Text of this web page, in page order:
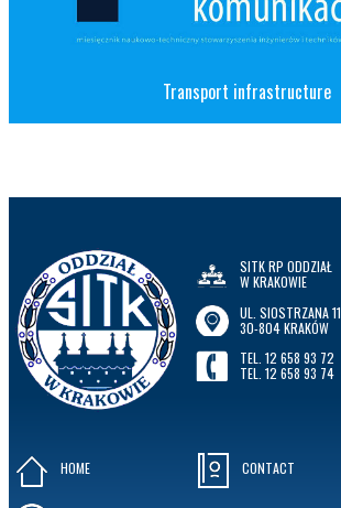
Transport infrastructure
SITK RP ODDZIAŁ
W KRAKOWIE
UL. SIOSTRZANA 11
30-804 KRAKÓW
TEL. 12 658 93 72
TEL. 12 658 93 74
HOME CONTACT